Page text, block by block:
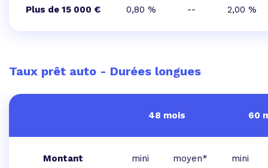
Plus de 15 000 € 0,80 % -- 2,00 %
Taux prêt auto - Durées longues
48 mois 60
Montant mini moyen* mini